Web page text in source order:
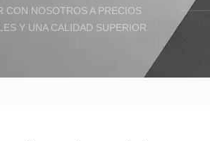
CON NOSOTROS A PRECIOS
Y UNA CALIDAD SUPERIOR.